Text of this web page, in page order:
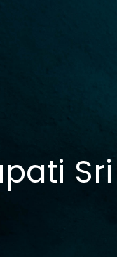
SE